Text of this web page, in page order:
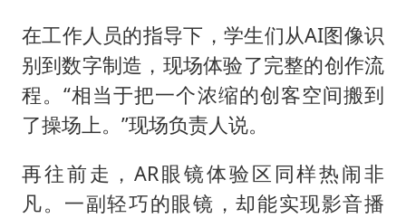
在工作人员的指导下，学生们从AI图像识
别到数字制造，现场体验了完整的创作流
程。“相当于把一个浓缩的创客空间搬到
了操场上。”现场负责人说。
再往前走，AR眼镜体验区同样热闹非
凡。一副轻巧的眼镜，却能实现影音播